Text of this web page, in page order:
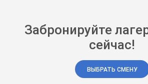
Забронируйте
сейчас!
ВЫБРАТЬ СМЕНУ